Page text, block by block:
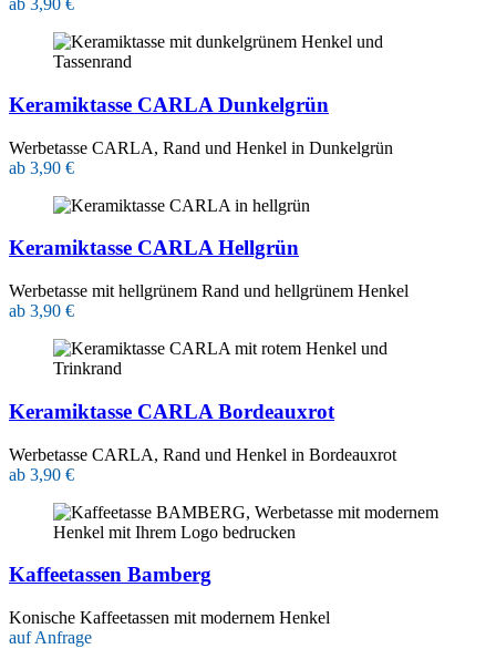
ab 3,90 €
Keramiktasse CARLA Dunkelgrün
Werbetasse CARLA, Rand und Henkel in Dunkelgrün
ab 3,90 €
Keramiktasse CARLA Hellgrün
Werbetasse mit hellgrünem Rand und hellgrünem Henkel
ab 3,90 €
Keramiktasse CARLA Bordeauxrot
Werbetasse CARLA, Rand und Henkel in Bordeauxrot
ab 3,90 €
Kaffeetassen Bamberg
Konische Kaffeetassen mit modernem Henkel
auf Anfrage